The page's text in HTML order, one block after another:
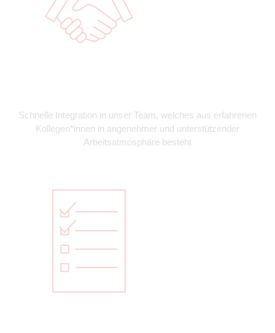
Schnelle Integration in unser Team, welches aus erfahrenen
Kollegen*innen in angenehmer und unterstützender
Arbeitsatmosphäre besteht